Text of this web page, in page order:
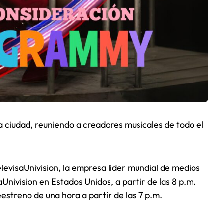
ciudad, reuniendo a creadores musicales de todo el
la empresa líder mundial de medios
en Estados Unidos, a partir de las 8 p.m.
de una hora a partir de las 7 p.m.